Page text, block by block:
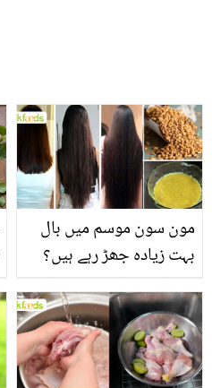
مون سون موسم میں بال
بہت زیادہ جھڑ رہے ہیں؟
بنانے کے چند قدرتی طریقے